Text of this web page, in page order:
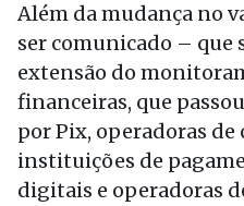
Além da mudança no
ser comunicado – que
extensão do
financeiras, que
por Pix, operadoras de
instituições de
digitais e operadoras